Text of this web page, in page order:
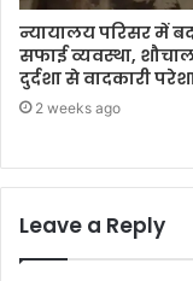
न्यायालय परिसर में
सफाई व्यवस्था,
दुर्दशा से वादकारी
2 weeks ago
Leave a Reply